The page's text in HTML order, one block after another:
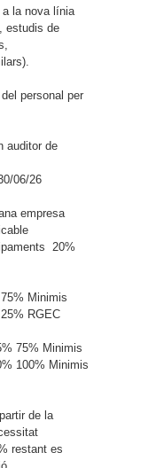
a la nova línia
estudis de
personal per
auditor de
06/26
empresa
20%
75% Minimis
25% RGEC
75% Minimis
100% Minimis
de la
restant es